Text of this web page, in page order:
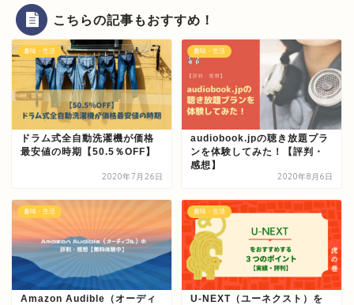
こちらの記事もおすすめ！
趣味・生活
ドラム式全自動洗濯機が価格
最安値の時期【50.5％OFF】
2020年7月26日
趣味・生活
audiobook.jpの聴き放題プラ
ンを体験してみた！【評判・
感想】
2020年8月6日
趣味・生活
Amazon Audible（オーディ
趣味・生活
U-NEXT（ユーネクスト）を